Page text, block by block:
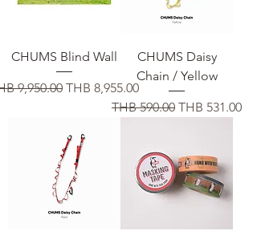
CHUMS Blind Wall
価格
9,950.00 セール価格
THB 8,955.00
CHUMS Daisy
Chain / Yellow
通常価格
THB 590.00 セール価格
THB 531.00